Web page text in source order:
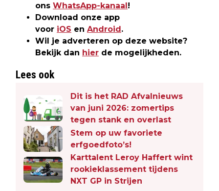
ons WhatsApp-kanaal!
Download onze app
voor iOS en Android.
Wil je adverteren op deze website?
Bekijk dan hier de mogelijkheden.
Lees ook
Dit is het RAD Afvalnieuws
van juni 2026: zomertips
tegen stank en overlast
Stem op uw favoriete
erfgoedfoto’s!
Karttalent Leroy Haffert wint
rookieklassement tijdens
NXT GP in Strijen